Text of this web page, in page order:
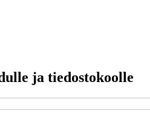
ja tiedostokoolle